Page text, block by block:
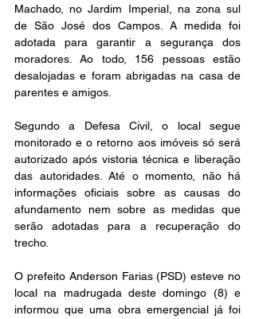
Machado, no Jardim Imperial, na zona sul
de São José dos Campos. A medida foi
adotada para garantir a segurança dos
moradores. Ao todo, 156 pessoas estão
desalojadas e foram abrigadas na casa de
parentes e amigos.
Segundo a Defesa Civil, o local segue
monitorado e o retorno aos imóveis só será
autorizado após vistoria técnica e liberação
das autoridades. Até o momento, não há
informações oficiais sobre as causas do
afundamento nem sobre as medidas que
serão adotadas para a recuperação do
trecho.
O prefeito Anderson Farias (PSD) esteve no
local na madrugada deste domingo (8) e
informou que uma obra emergencial já foi